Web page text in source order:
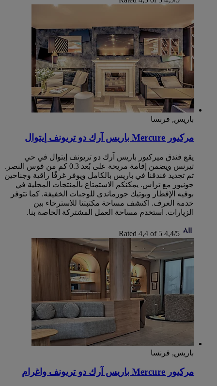
باريس, فرنسا
مركيور Mercure باريس آرك دو تريونف إيتوال
يقع فندق ميركيور باريس آرك دو تريونف إيتوال في حي
تيرنس ويضمن إقامة مريحة على بُعد 0.3 كم من قوس النصر.
تم تجديد فندقنا في باريس بالكامل ويوفر غرفًا راقية وجناحين
جونيور مع تراس. يمكنكم الاستمتاع بالمنتجات المحلية في
بوفيه الإفطار وبوتيك جورماندي للوجبات الخفيفة. كما تتوفر
خدمة الغرف. اكتشف مساحة مكتبتنا للاسترخاء بين
الزيارات. استخدم مساحة العمل المشتركة الخاصة بنا.
4,4/5
Rated 4,4 of 5
باريس, فرنسا
مركيور Mercure باريس آرك دو تريونف واغرام